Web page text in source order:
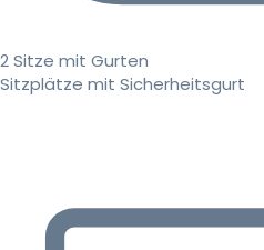
2 Sitze mit Gurten
Sitzplätze mit Sicherheitsgurt